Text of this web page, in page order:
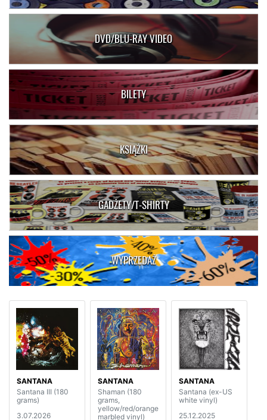
DVD/BLU-RAY VIDEO
BILETY
KSIĄŻKI
GADŻETY/T-SHIRTY
WYPRZEDAŻ
SANTANA
Santana III (180
grams)
3.07.2026
SANTANA
Shaman (180
grams,
yellow/red/orange
marbled vinyl)
SANTANA
Santana (ex-US
white vinyl)
25.12.2025